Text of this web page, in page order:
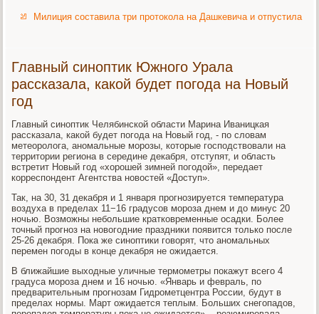
Милиция составила три протокола на Дашкевича и отпустила
Главный синоптик Южного Урала
рассказала, какой будет погода на Новый
год
Главный синоптик Челябинской области Марина Иваницкая
рассказала, какой будет погода на Новый год, - по словам
метеоролога, аномальные морозы, которые господствовали на
территории региона в середине декабря, отступят, и область
встретит Новый год «хорошей зимней погодой», передает
корреспондент Агентства новостей «Доступ».
Так, на 30, 31 декабря и 1 января прогнозируется температура
воздуха в пределах 11−16 градусов мороза днем и до минус 20
ночью. Возможны небольшие кратковременные осадки. Более
точный прогноз на новогодние праздники появится только после
25-26 декабря. Пока же синоптики говорят, что аномальных
перемен погоды в конце декабря не ожидается.
В ближайшие выходные уличные термометры покажут всего 4
градуса мороза днем и 16 ночью. «Январь и февраль, по
предварительным прогнозам Гидрометцентра России, будут в
пределах нормы. Март ожидается теплым. Больших снегопадов,